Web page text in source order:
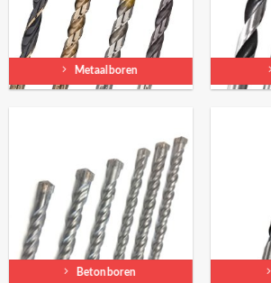
Metaalboren
Betonboren